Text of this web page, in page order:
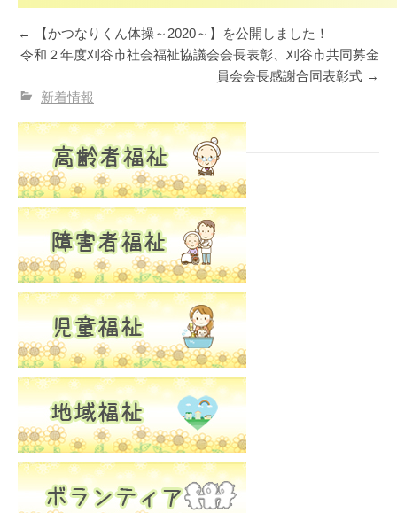
←
【かつなりくん体操～2020～】を公開しました！
令和２年度刈谷市社会福祉協議会会長表彰、刈谷市共同募金
員会会長感謝合同表彰式 →
新着情報